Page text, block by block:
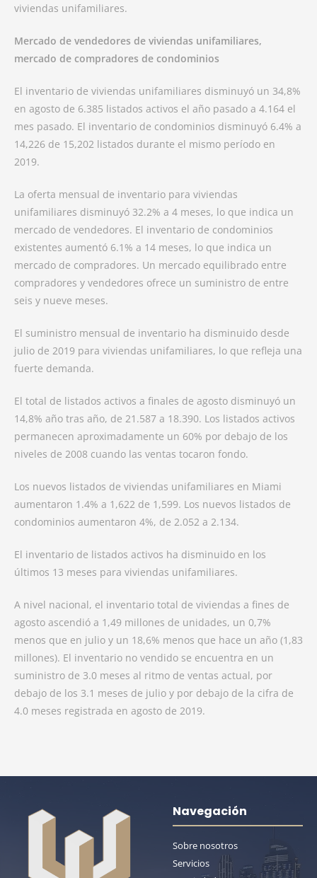
viviendas unifamiliares.
Mercado de vendedores de viviendas unifamiliares,
mercado de compradores de condominios
El inventario de viviendas unifamiliares disminuyó un 34,8%
en agosto de 6.385 listados activos el año pasado a 4.164 el
mes pasado. El inventario de condominios disminuyó 6.4% a
14,226 de 15,202 listados durante el mismo período en
2019.
La oferta mensual de inventario para viviendas
unifamiliares disminuyó 32.2% a 4 meses, lo que indica un
mercado de vendedores. El inventario de condominios
existentes aumentó 6.1% a 14 meses, lo que indica un
mercado de compradores. Un mercado equilibrado entre
compradores y vendedores ofrece un suministro de entre
seis y nueve meses.
El suministro mensual de inventario ha disminuido desde
julio de 2019 para viviendas unifamiliares, lo que refleja una
fuerte demanda.
El total de listados activos a finales de agosto disminuyó un
14,8% año tras año, de 21.587 a 18.390. Los listados activos
permanecen aproximadamente un 60% por debajo de los
niveles de 2008 cuando las ventas tocaron fondo.
Los nuevos listados de viviendas unifamiliares en Miami
aumentaron 1.4% a 1,622 de 1,599. Los nuevos listados de
condominios aumentaron 4%, de 2.052 a 2.134.
El inventario de listados activos ha disminuido en los
últimos 13 meses para viviendas unifamiliares.
A nivel nacional, el inventario total de viviendas a fines de
agosto ascendió a 1,49 millones de unidades, un 0,7%
menos que en julio y un 18,6% menos que hace un año (1,83
millones). El inventario no vendido se encuentra en un
suministro de 3.0 meses al ritmo de ventas actual, por
debajo de los 3.1 meses de julio y por debajo de la cifra de
4.0 meses registrada en agosto de 2019.
Navegación
Sobre nosotros
Servicios